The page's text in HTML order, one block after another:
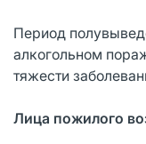
Период
алкогольном
тяжести
Лица пожилого